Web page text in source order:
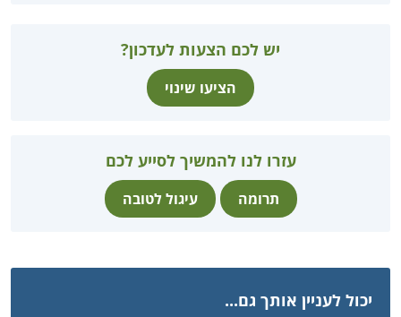
יש לכם הצעות לעדכון?
הציעו שינוי
עזרו לנו להמשיך לסייע לכם
תרומה עיגול לטובה
יכול לעניין אותך גם...